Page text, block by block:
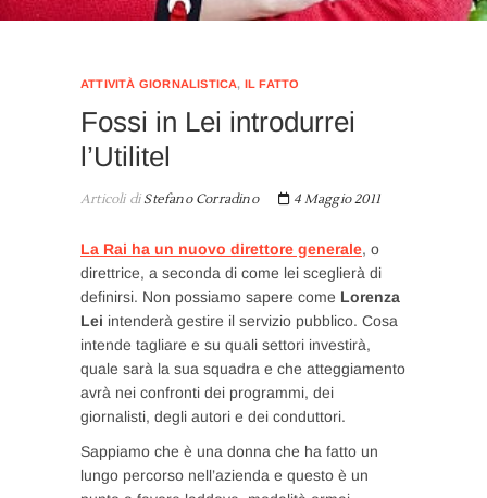
ATTIVITÀ GIORNALISTICA, IL FATTO
Fossi in Lei introdurrei
l’Utilitel
Articoli diStefano Corradino 4 Maggio 2011
La Rai ha un nuovo direttore generale, o
direttrice, a seconda di come lei sceglierà di
definirsi. Non possiamo sapere come Lorenza
Lei intenderà gestire il servizio pubblico. Cosa
intende tagliare e su quali settori investirà,
quale sarà la sua squadra e che atteggiamento
avrà nei confronti dei programmi, dei
giornalisti, degli autori e dei conduttori.
Sappiamo che è una donna che ha fatto un
lungo percorso nell’azienda e questo è un